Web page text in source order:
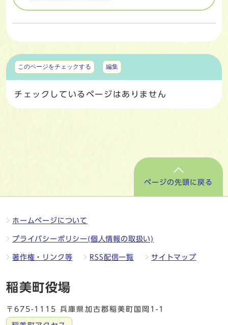
マイページ
このページをチェックする 編集
チェックしているページはありません
ページの先頭に戻る
ホームページについて
プライバシーポリシー(個人情報の取扱い)
著作権・リンク等 RSS配信一覧 サイトマップ
稲美町役場
〒675-1115 兵庫県加古郡稲美町国岡1-1